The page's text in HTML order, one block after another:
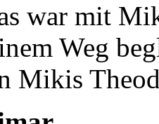
war mit
Weg
Mikis